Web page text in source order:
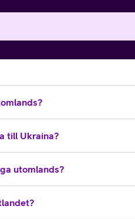
till Ukraina?
utomlands?